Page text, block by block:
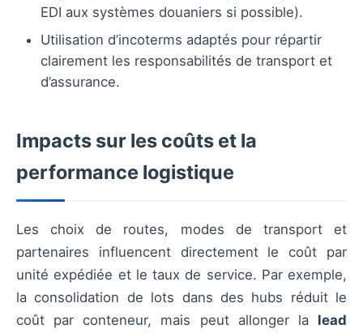
EDI aux systèmes douaniers si possible).
Utilisation d’incoterms adaptés pour répartir
clairement les responsabilités de transport et
d’assurance.
Impacts sur les coûts et la
performance logistique
Les choix de routes, modes de transport et
partenaires influencent directement le coût par
unité expédiée et le taux de service. Par exemple,
la consolidation de lots dans des hubs réduit le
coût par conteneur, mais peut allonger la lead